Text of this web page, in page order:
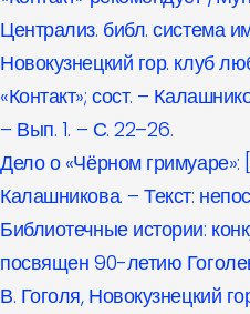
Централиз. библ. система
Новокузнецкий гор. клуб
«Контакт»; сост. –
– Вып. 1. – С. 22–26.
Дело о «Чёрном
Калашникова. – Текст:
Библиотечные истории:
посвящен 90-летию
В. Гоголя, Новокузнецкий